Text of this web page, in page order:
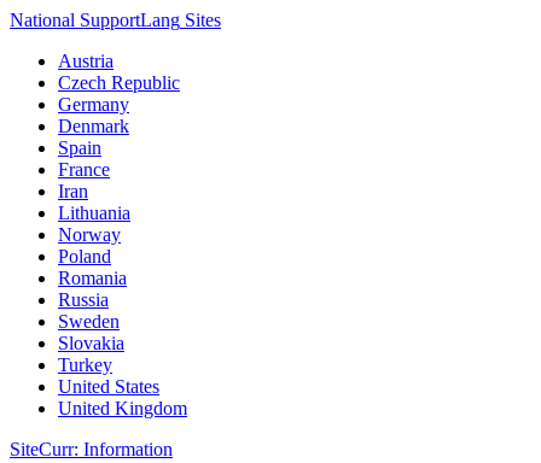
National SupportLang Sites
Austria
Czech Republic
Germany
Denmark
Spain
France
Iran
Lithuania
Norway
Poland
Romania
Russia
Sweden
Slovakia
Turkey
United States
United Kingdom
SiteCurr: Information